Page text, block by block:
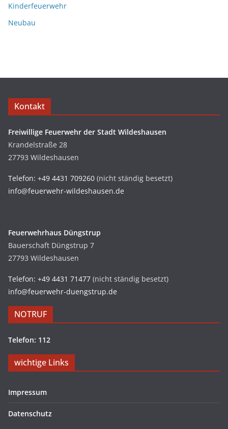
Kinderfeuerwehr
Neubau
Kontakt
Freiwillige Feuerwehr der Stadt Wildeshausen
Krandelstraße 28
27793 Wildeshausen
Telefon: +49 4431 709260 (nicht ständig besetzt)
info@feuerwehr-wildeshausen.de
Feuerwehrhaus Düngstrup
Bauerschaft Düngstrup 7
27793 Wildeshausen
Telefon: +49 4431 71477 (nicht ständig besetzt)
info@feuerwehr-duengstrup.de
NOTRUF
Telefon: 112
wichtige Links
Impressum
Datenschutz